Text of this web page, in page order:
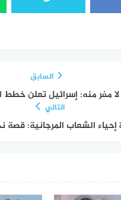
السابق
لا مفر منه: إسرائيل تعلن خطط
التالي
إحياء الشعاب المرجانية: